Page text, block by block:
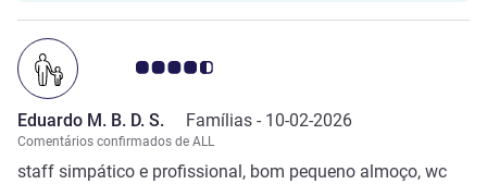
Nota clientes Avis 4.5/5
Eduardo M. B. D. S. Famílias - 10-02-2026
Comentários confirmados de ALL
staff simpático e profissional, bom pequeno almoço, wc